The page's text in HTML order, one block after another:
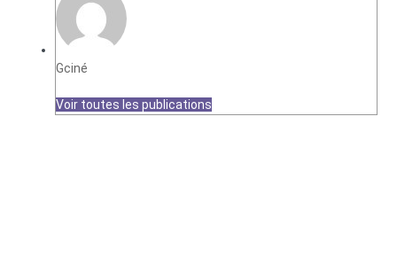
Gciné
Voir toutes les publications